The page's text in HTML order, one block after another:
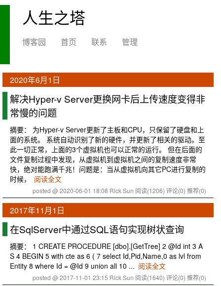
人生之塔
博客园 首页 联系 管理
2020年6月1日
解决Hyper-v Server更换网卡后上传速度变得非
常慢的问题
摘要： 为Hyper-v Server更新了主板和CPU，只保留了硬盘和上
面的系统。 系统自动识别了新的硬件，并更新了相关的驱动。至
此一切正常，上面的3个虚拟机也可以正常的运行。 但在后面的
文件复制过程中发现，从虚拟机到虚拟机之间的复制速度非常
快，绝对能跑满千兆！问题是：当从虚拟机向其它PC进行复制的
时候，
阅读全文
posted @ 2020-06-01 18:08 Rick Sun 阅读(1206) 评论(0) 推荐(0)
2017年11月1日
在SqlServer中通过SQL语句实现树状查询
摘要： 1 CREATE PROCEDURE [dbo].[GetTree] 2 @Id int 3 A
S 4 BEGIN 5 with cte as 6 ( 7 select Id,Pid,Name,0 as lvl from
Entity 8 where Id = @Id 9 union all 10 ... 阅读全文
posted @ 2017-11-01 23:15 Rick Sun 阅读(1640) 评论(0) 推荐(0)